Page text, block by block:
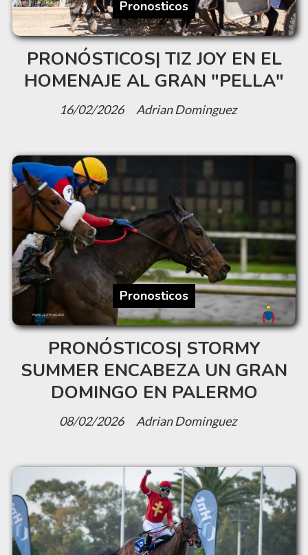
PRONÓSTICOS| TIZ JOY EN EL
HOMENAJE AL GRAN "PELLA"
Adrian Dominguez
Pronosticos
16/02/2026
PRONÓSTICOS| STORMY
SUMMER ENCABEZA UN GRAN
DOMINGO EN PALERMO
Adrian Dominguez
Pronosticos
08/02/2026